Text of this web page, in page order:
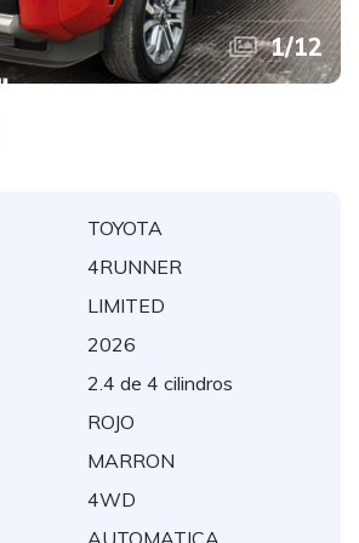
1/12
TOYOTA
4RUNNER
LIMITED
2026
2.4 de 4 cilindros
ROJO
MARRON
4WD
AUTOMATICA